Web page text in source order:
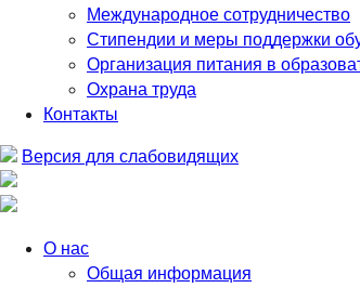
Международное сотрудничество
Стипендии и меры поддержки
Организация питания в
Охрана труда
Контакты
Версия для слабовидящих
О нас
Общая информация